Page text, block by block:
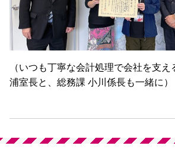
（いつも丁寧な会計処理で会社を支
浦室長と、総務課 小川係長も一緒に）